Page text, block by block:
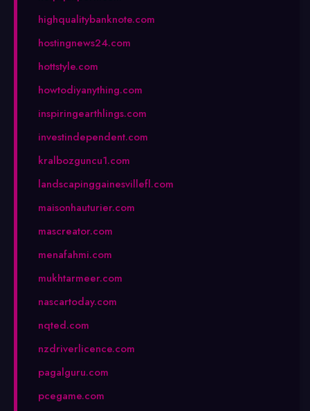
highqualitybanknote.com
hostingnews24.com
hottstyle.com
howtodiyanything.com
inspiringearthlings.com
investindependent.com
kralbozguncu1.com
landscapinggainesvillefl.com
maisonhauturier.com
mascreator.com
menafahmi.com
mukhtarmeer.com
nascartoday.com
nqted.com
nzdriverlicence.com
pagalguru.com
pcegame.com